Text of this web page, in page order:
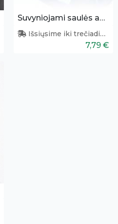
Suvyniojami saulės akiniai (violetiniai)
Išsiųsime iki trečiadienio
7,79 €